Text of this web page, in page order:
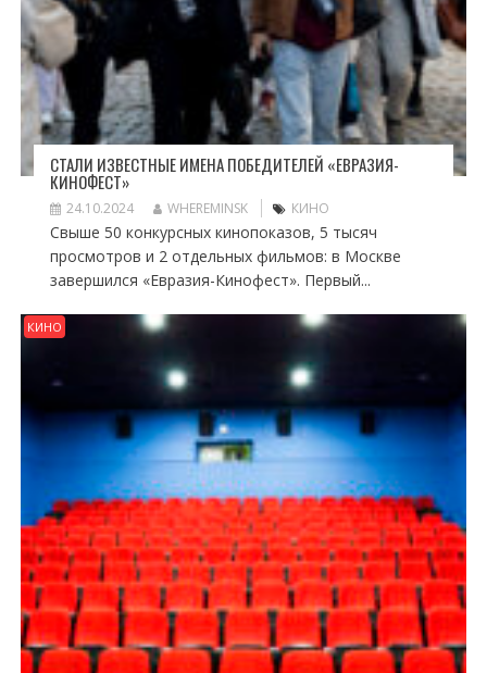
СТАЛИ ИЗВЕСТНЫЕ ИМЕНА ПОБЕДИТЕЛЕЙ «ЕВРАЗИЯ-
КИНОФЕСТ»
24.10.2024 WHEREMINSK КИНО
Свыше 50 конкурсных кинопоказов, 5 тысяч
просмотров и 2 отдельных фильмов: в Москве
завершился «Евразия-Кинофест». Первый...
КИНО